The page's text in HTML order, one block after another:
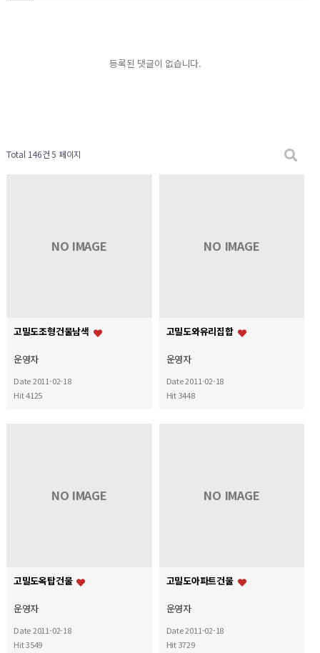
등록된 댓글이 없습니다.
Total 146건5 페이지
NO IMAGE
고밀도조형건물남색
운영자
Date 2011-02-18
Hit 4125
NO IMAGE
고밀도와유리집합
운영자
Date 2011-02-18
Hit 3448
NO IMAGE
고밀도옥탑건물
운영자
Date 2011-02-18
Hit 3549
NO IMAGE
고밀도아파트건물
운영자
Date 2011-02-18
Hit 3729